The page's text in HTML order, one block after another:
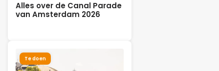
Alles over de Canal Parade
van Amsterdam 2026
Te doen